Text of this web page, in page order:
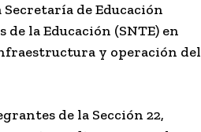
de Educación
la Educación (SNTE) en
y operación del
de la Sección 22,